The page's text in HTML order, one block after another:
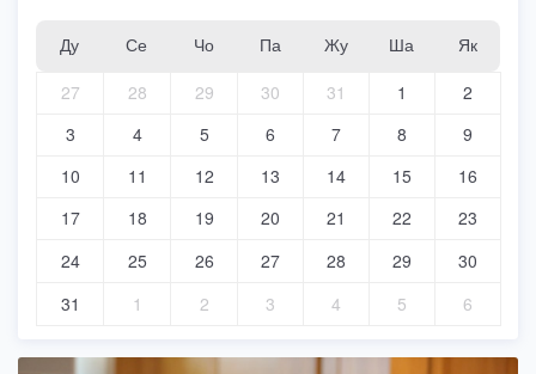
Ду Се Чо Па Жу Ша
Як
27
28 29 30 31 1
2
3
4 5 6 7 8
9
10
11 12 13 14 15
16
17
18 19 20 21 22
23
24
25 26 27 28 29
30
31
1 2 3 4 5 6